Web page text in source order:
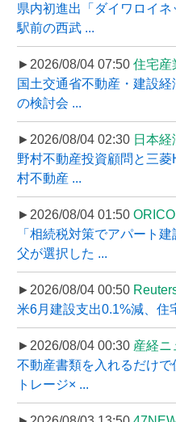
県内初進出「ダイワロイ
駅前の西武 ...
►2026/08/04 07:50 住宅産
国土交通省不動産・建設経
の検討会 ...
►2026/08/04 02:30 日本経
野村不動産投資顧問と三
村不動産 ...
►2026/08/04 01:50
「相続税対策でアパート
父が選択した ...
►2026/08/04 00:50
米6月建設支出0.1%減、住
►2026/08/04 00:30 産経ニ
不動産書類を入れるだけ
トレージ× ...